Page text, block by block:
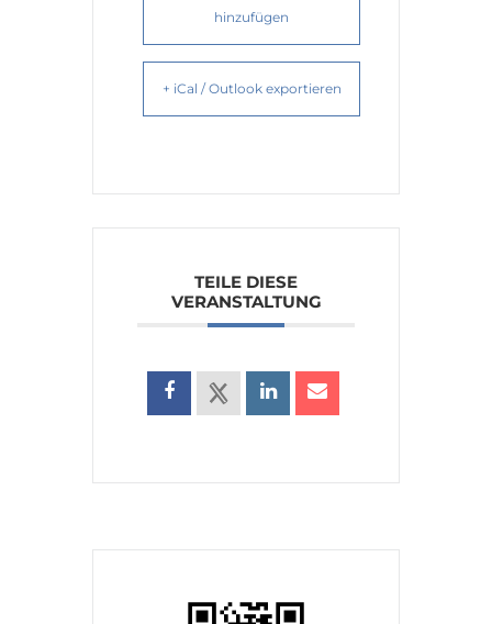
hinzufügen
+ iCal / Outlook exportieren
TEILE DIESE
VERANSTALTUNG